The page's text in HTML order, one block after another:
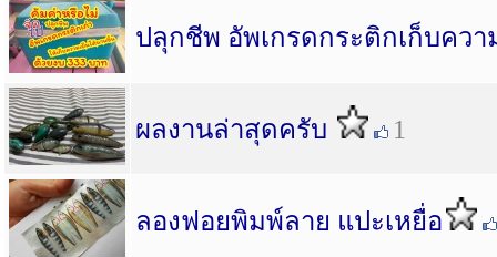
ปลุกชีพ อัพเกรดกระติกเก็บควา
ผลงานล่าสุดครับ 1
ลองฟอยพิมพ์ลาย แปะเหยื่อ